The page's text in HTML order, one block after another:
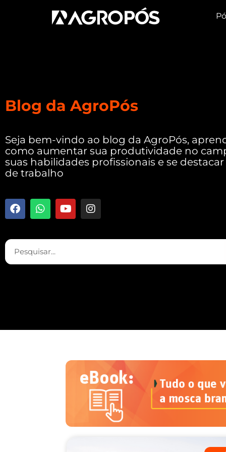
Blog da AgroPós
Seja bem-vindo ao blog da AgroPós,
como aumentar sua produtividade no
suas habilidades profissionais e se
de trabalho